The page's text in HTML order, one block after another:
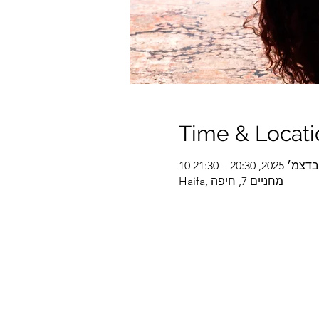
Time &
10 בדצמ׳ 2025, 20:30 – 21:30
Haifa, מחניים 7, חיפה